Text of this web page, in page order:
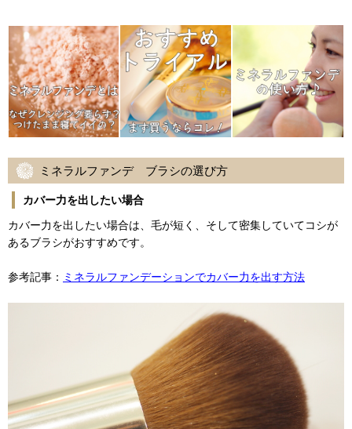
ミネラルファンデ ブラシの選び方
カバー力を出したい場合
カバー力を出したい場合は、毛が短く、そして密集していてコシが
あるブラシがおすすめです。
参考記事： ミネラルファンデーションでカバー力を出す方法